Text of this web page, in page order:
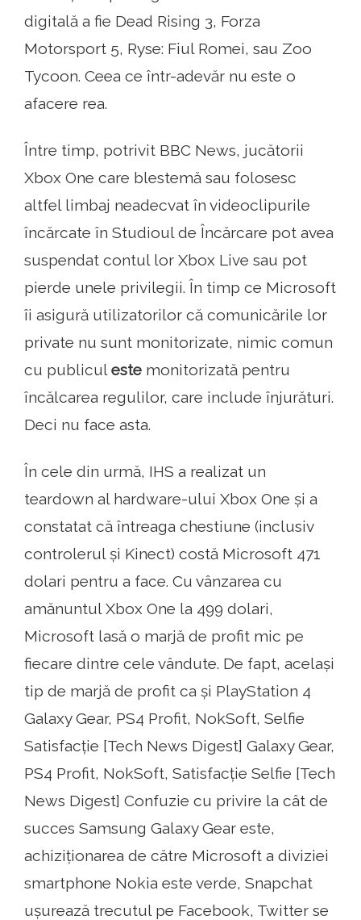
digitală a fie Dead Rising 3, Forza
Motorsport 5, Ryse: Fiul Romei, sau Zoo
Tycoon. Ceea ce într-adevăr nu este o
afacere rea.
Între timp, potrivit BBC News, jucătorii
Xbox One care blestemă sau folosesc
altfel limbaj neadecvat în videoclipurile
încărcate în Studioul de Încărcare pot avea
suspendat contul lor Xbox Live sau pot
pierde unele privilegii. În timp ce Microsoft
îi asigură utilizatorilor că comunicările lor
private nu sunt monitorizate, nimic comun
cu publicul este monitorizată pentru
încălcarea regulilor, care include înjurături.
Deci nu face asta.
În cele din urmă, IHS a realizat un
teardown al hardware-ului Xbox One și a
constatat că întreaga chestiune (inclusiv
controlerul și Kinect) costă Microsoft 471
dolari pentru a face. Cu vânzarea cu
amănuntul Xbox One la 499 dolari,
Microsoft lasă o marjă de profit mic pe
fiecare dintre cele vândute. De fapt, același
tip de marjă de profit ca și PlayStation 4
Galaxy Gear, PS4 Profit, NokSoft, Selfie
Satisfacție [Tech News Digest] Galaxy Gear,
PS4 Profit, NokSoft, Satisfacție Selfie [Tech
News Digest] Confuzie cu privire la cât de
succes Samsung Galaxy Gear este,
achiziționarea de către Microsoft a diviziei
smartphone Nokia este verde, Snapchat
ușurează trecutul pe Facebook, Twitter se